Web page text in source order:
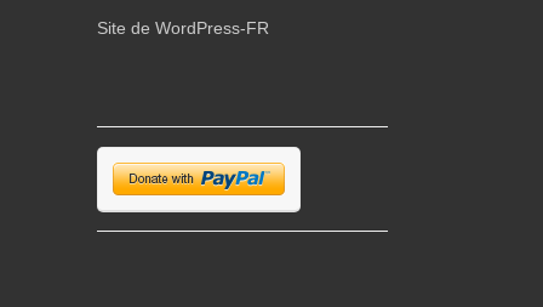
Site de WordPress-FR